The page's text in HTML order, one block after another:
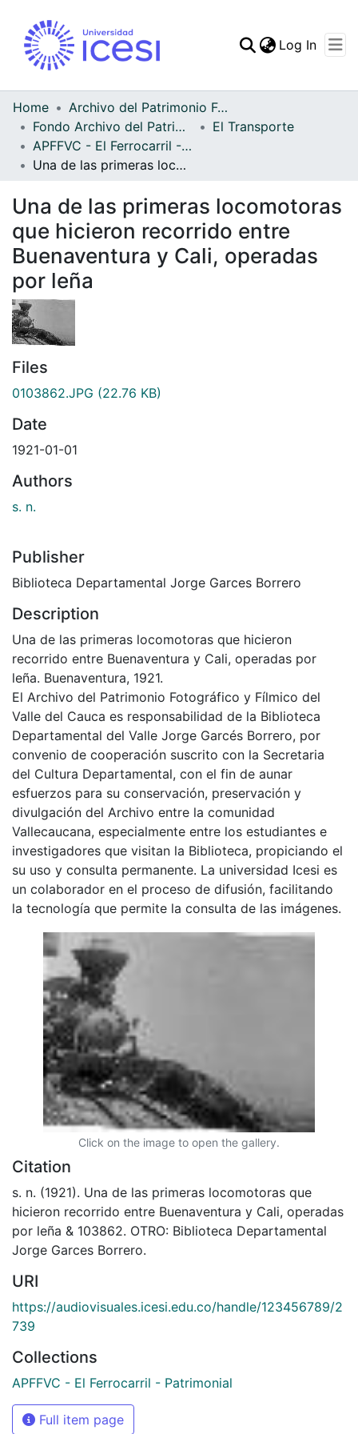
Statistics
Log In
Home
Archivo del Patrimonio Fotográfico y Fílmico del Valle del Cauca
Fondo Archivo del Patrimonio Fotográfico y Fílmico del Valle del Cauca
El Transporte
APFFVC - El Ferrocarril - Patrimonial
Una de las primeras locomotoras que hicieron recorrido entre Buenaventura y Cali, operadas por leña
Una de las primeras locomotoras
que hicieron recorrido entre
Buenaventura y Cali, operadas
por leña
Files
0103862.JPG (22.76 KB)
Date
1921-01-01
Authors
s. n.
Publisher
Biblioteca Departamental Jorge Garces Borrero
Description
Una de las primeras locomotoras que hicieron
recorrido entre Buenaventura y Cali, operadas por
leña. Buenaventura, 1921.
El Archivo del Patrimonio Fotográfico y Fílmico del
Valle del Cauca es responsabilidad de la Biblioteca
Departamental del Valle Jorge Garcés Borrero, por
convenio de cooperación suscrito con la Secretaria
del Cultura Departamental, con el fin de aunar
esfuerzos para su conservación, preservación y
divulgación del Archivo entre la comunidad
Vallecaucana, especialmente entre los estudiantes e
investigadores que visitan la Biblioteca, propiciando el
su uso y consulta permanente. La universidad Icesi es
un colaborador en el proceso de difusión, facilitando
la tecnología que permite la consulta de las imágenes.
Click on the image to open the gallery.
Citation
s. n. (1921). Una de las primeras locomotoras que
hicieron recorrido entre Buenaventura y Cali, operadas
por leña & 103862. OTRO: Biblioteca Departamental
Jorge Garces Borrero.
URI
https://audiovisuales.icesi.edu.co/handle/123456789/2
739
Collections
APFFVC - El Ferrocarril - Patrimonial
Full item page